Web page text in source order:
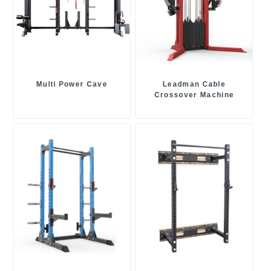
Multi Power Cave
Leadman Cable
Crossover Machine